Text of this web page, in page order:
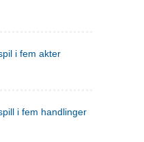
i fem akter
i fem handlinger